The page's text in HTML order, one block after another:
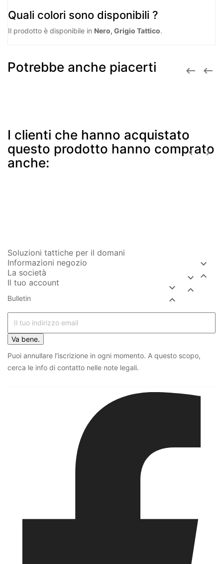
Quali colori sono disponibili ?
Il prodotto è disponibile in Nero, Grigio Tattico.
Potrebbe anche piacerti  
I clienti che hanno acquistato
questo prodotto hanno comprato
anche:
 
Soluzioni tattiche per il domani
Informazioni negozio


La società


Il tuo account


Bulletin
Va bene.
Puoi annullare l'iscrizione in ogni momento. A questo scopo,
cerca le info di contatto nelle note legali.